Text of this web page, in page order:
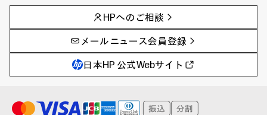
AIの進化と活用事例
製品トレンド & レビュー
教育とテクノロジー
ハイブリッドワーク
プリンター
事例
イベントレポート
AIワークステーション
Poly
WXP（DEXツール）
タグ一覧
HPへのご相談
メールニュース会員登録
日本HP 公式Webサイト